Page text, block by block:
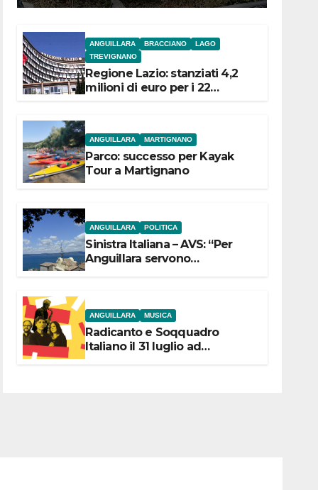
ANGUILLARA BRACCIANO
LAGO
TREVIGNANO
Regione Lazio: stanziati 4,2
milioni di euro per i 22
ANGUILLARA MARTIGNANO
Parco: successo per Kayak
Tour a Martignano
ANGUILLARA POLITICA
Sinistra Italiana – AVS: “Per
Anguillara servono
ANGUILLARA MUSICA
Radicanto e Soqquadro
Italiano il 31 luglio ad